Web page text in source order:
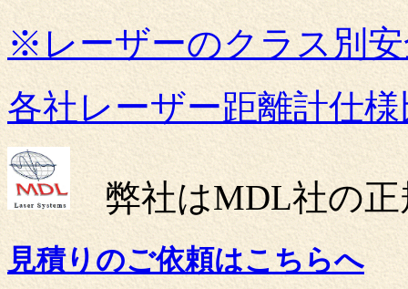
※レーザーのクラス別
各社レーザー距離計仕
弊社はMDL社の正
見積りのご依頼はこちらへ